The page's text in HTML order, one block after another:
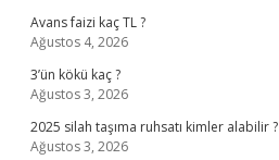
Avans faizi kaç TL ?
Ağustos 4, 2026
3’ün kökü kaç ?
Ağustos 3, 2026
2025 silah taşıma ruhsatı kimler alabilir ?
Ağustos 3, 2026